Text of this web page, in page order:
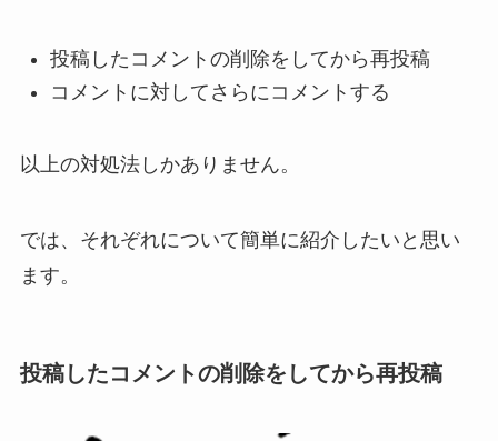
投稿したコメントの削除をしてから再投稿
コメントに対してさらにコメントする
以上の対処法しかありません。
では、それぞれについて簡単に紹介したいと思い
ます。
投稿したコメントの削除をしてから再投稿